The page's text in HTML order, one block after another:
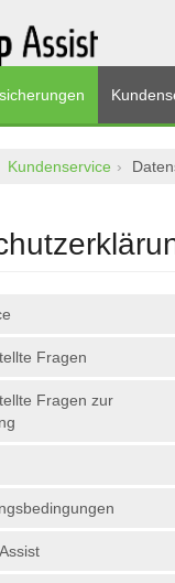
Kundenservice
Fragen
Fragen zur